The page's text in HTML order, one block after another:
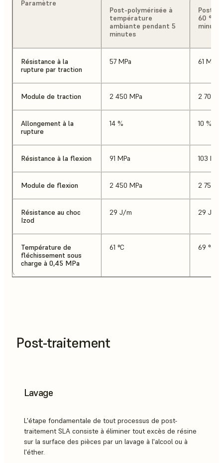
Paramètre
Post-polymérisée à
température
ambiante pendant 5
minutes
Post-
60 °C
Résistance à la
rupture par traction
57 MPa 61 MPa
Module de traction 2 450 MPa 2 700
Allongement à la
rupture
14 % 10 %
Résistance à la flexion 91 MPa 103 MPa
Module de flexion 2 450 MPa 2 750
Résistance au choc
Izod
29 J/m 29 J/m
Température de
fléchissement sous
charge à 0,45 MPa
61 °C 69 °C
Post-traitement
Lavage
L'étape fondamentale de tout processus de post-
traitement SLA consiste à éliminer tout excès de résine
sur la surface des pièces par un lavage à l'alcool ou à
l'éther.